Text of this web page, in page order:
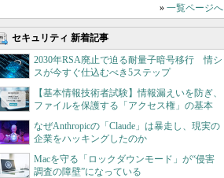
» 一覧ページへ
セキュリティ 新着記事
2030年RSA廃止で迫る耐量子暗号移行 情シ
スが今すぐ仕込むべき5ステップ
【基本情報技術者試験】情報漏えいを防ぎ、
ファイルを保護する「アクセス権」の基本
なぜAnthropicの「Claude」は暴走し、現実の
企業をハッキングしたのか
Macを守る「ロックダウンモード」が“侵害
調査の障壁”になっている